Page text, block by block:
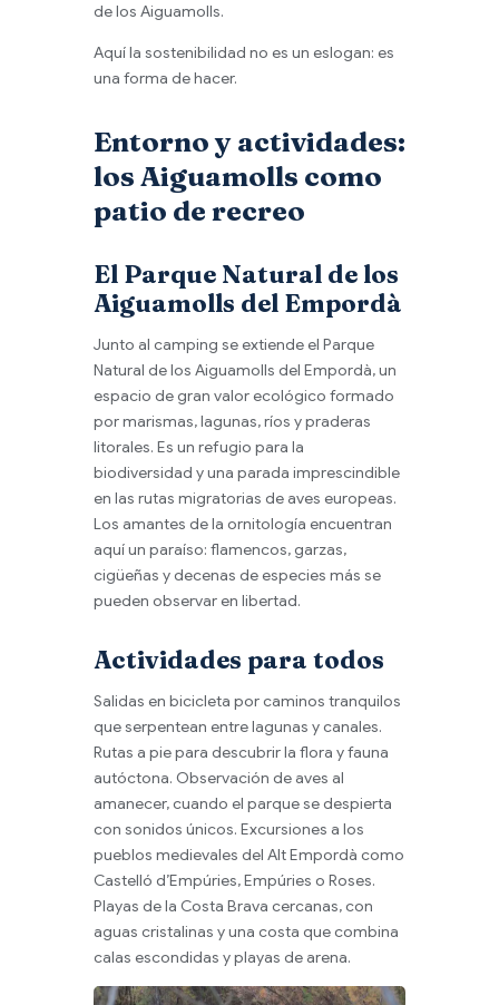
de los Aiguamolls.
Aquí la sostenibilidad no es un eslogan: es
una forma de hacer.
Entorno y actividades:
los Aiguamolls como
patio de recreo
El Parque Natural de los
Aiguamolls del Empordà
Junto al camping se extiende el Parque
Natural de los Aiguamolls del Empordà, un
espacio de gran valor ecológico formado
por marismas, lagunas, ríos y praderas
litorales. Es un refugio para la
biodiversidad y una parada imprescindible
en las rutas migratorias de aves europeas.
Los amantes de la ornitología encuentran
aquí un paraíso: flamencos, garzas,
cigüeñas y decenas de especies más se
pueden observar en libertad.
Actividades para todos
Salidas en bicicleta por caminos tranquilos
que serpentean entre lagunas y canales.
Rutas a pie para descubrir la flora y fauna
autóctona. Observación de aves al
amanecer, cuando el parque se despierta
con sonidos únicos. Excursiones a los
pueblos medievales del Alt Empordà como
Castelló d’Empúries, Empúries o Roses.
Playas de la Costa Brava cercanas, con
aguas cristalinas y una costa que combina
calas escondidas y playas de arena.